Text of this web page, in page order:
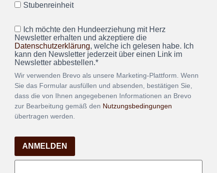
Stubenreinheit
Ich möchte den Hundeerziehung mit Herz
Newsletter erhalten und akzeptiere die
Datenschutzerklärung, welche ich gelesen habe. Ich
kann den Newsletter jederzeit über einen Link im
Newsletter abbestellen.*
Wir verwenden Brevo als unsere Marketing-Plattform. Wenn
Sie das Formular ausfüllen und absenden, bestätigen Sie,
dass die von Ihnen angegebenen Informationen an Brevo
zur Bearbeitung gemäß den Nutzungsbedingungen
übertragen werden.
ANMELDEN